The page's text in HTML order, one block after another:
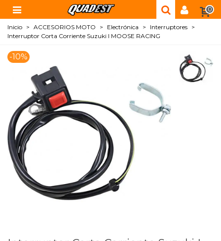
0
Inicio > ACCESORIOS MOTO > Electrónica > Interruptores >
Interruptor Corta Corriente Suzuki I MOOSE RACING
-10%